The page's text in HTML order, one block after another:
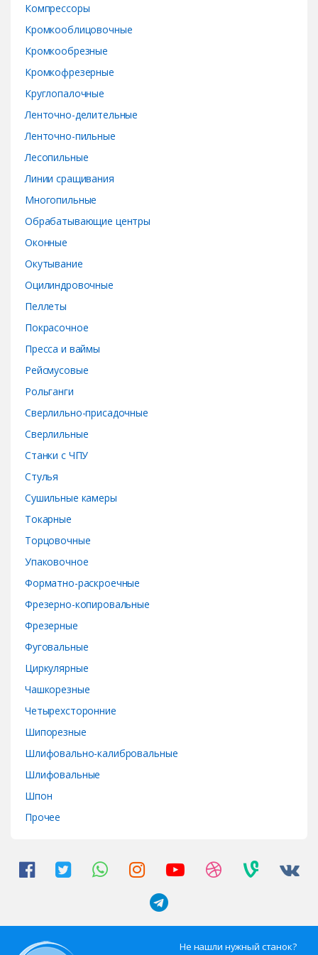
Компрессоры
Кромкооблицовочные
Кромкообрезные
Кромкофрезерные
Круглопалочные
Ленточно-делительные
Ленточно-пильные
Лесопильные
Линии сращивания
Многопильные
Обрабатывающие центры
Оконные
Окутывание
Оцилиндровочные
Пеллеты
Покрасочное
Пресса и ваймы
Рейсмусовые
Рольганги
Сверлильно-присадочные
Сверлильные
Станки с ЧПУ
Стулья
Сушильные камеры
Токарные
Торцовочные
Упаковочное
Форматно-раскроечные
Фрезерно-копировальные
Фрезерные
Фуговальные
Циркулярные
Чашкорезные
Четырехсторонние
Шипорезные
Шлифовально-калибровальные
Шлифовальные
Шпон
Прочее
Не нашли нужный станок?